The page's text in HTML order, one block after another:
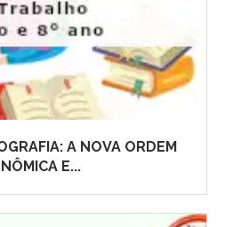
A NOVA ORDEM
E...